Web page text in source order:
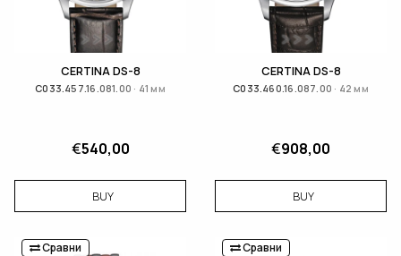
CERTINA DS-8
C033.457.16.081.00 · 41 мм
€540,00
BUY
CERTINA DS-8
C033.460.16.087.00 · 42 мм
€908,00
BUY
Сравни Сравни